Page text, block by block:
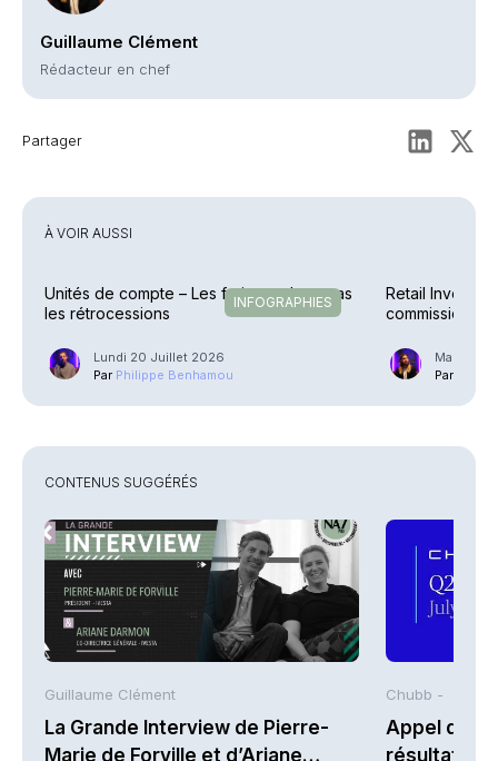
Guillaume Clément
Rédacteur en chef
Partager
À VOIR AUSSI
INFOGRAPHIES
Unités de compte – Les frais reculent, pas
les rétrocessions
Lundi 20 Juillet 2026
Par Philippe Benhamou
Retail
commission
Mardi 23
Par
CONTENUS SUGGÉRÉS
Guillaume Clément
La Grande Interview de Pierre-
Marie de Forville et d’Ariane
Chubb -
Appel de
résultats